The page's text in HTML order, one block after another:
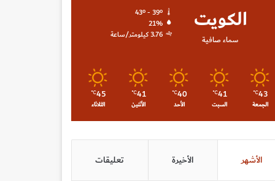
الكويت
سماء صافية
43º - 39º
21%
3.76 كيلومتر/ساعة
43
℃
الجمعة
41
℃
السبت
40
℃
الأحد
41
℃
الأثنين
45
℃
الثلاثاء
الأشهر الأخيرة تعليقات